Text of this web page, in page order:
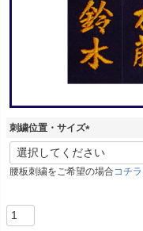
刺繍位置・サイズ
(
必
須
腰板刺繍をご希望の場合 コチラ